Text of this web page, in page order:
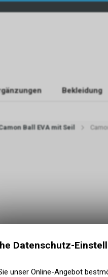
Bekleidung
Ball EVA mit Seil
Datenschutz-
unser Online-Angebot